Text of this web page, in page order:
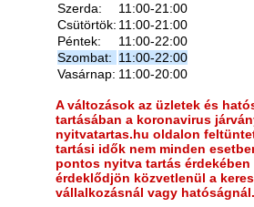
Szerda:
11:00-21:00
Csütörtök: 11:00-21:00
Péntek:
11:00-22:00
Szombat: 11:00-22:00
Vasárnap: 11:00-20:00
A változások az üzletek és
tartásában a koronavirus
nyitvatartas.hu oldalon
tartási idők nem minden
pontos nyitva tartás érdekében
érdeklődjön közvetlenül a
vállalkozásnál vagy hatóságnál.